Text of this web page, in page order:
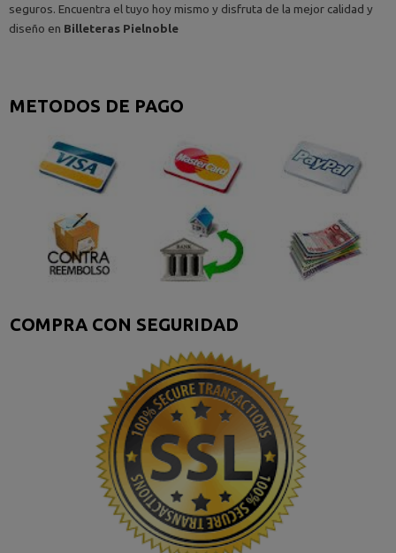
METODOS DE PAGO
COMPRA CON SEGURIDAD
seguros. Encuentra el tuyo hoy mismo y disfruta de la mejor calidad y
diseño en Billeteras Pielnoble